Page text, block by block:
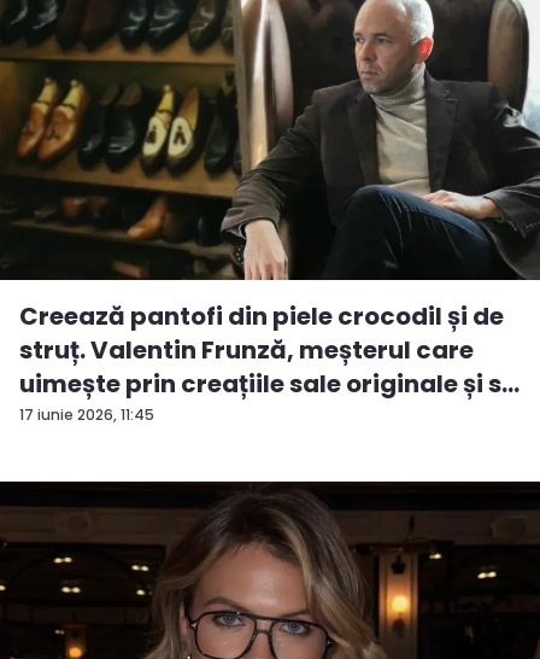
17 iunie 2026, 11:45
Creează pantofi din piele crocodil și de
struț. Valentin Frunză, meșterul care
uimește prin creațiile sale originale și s...